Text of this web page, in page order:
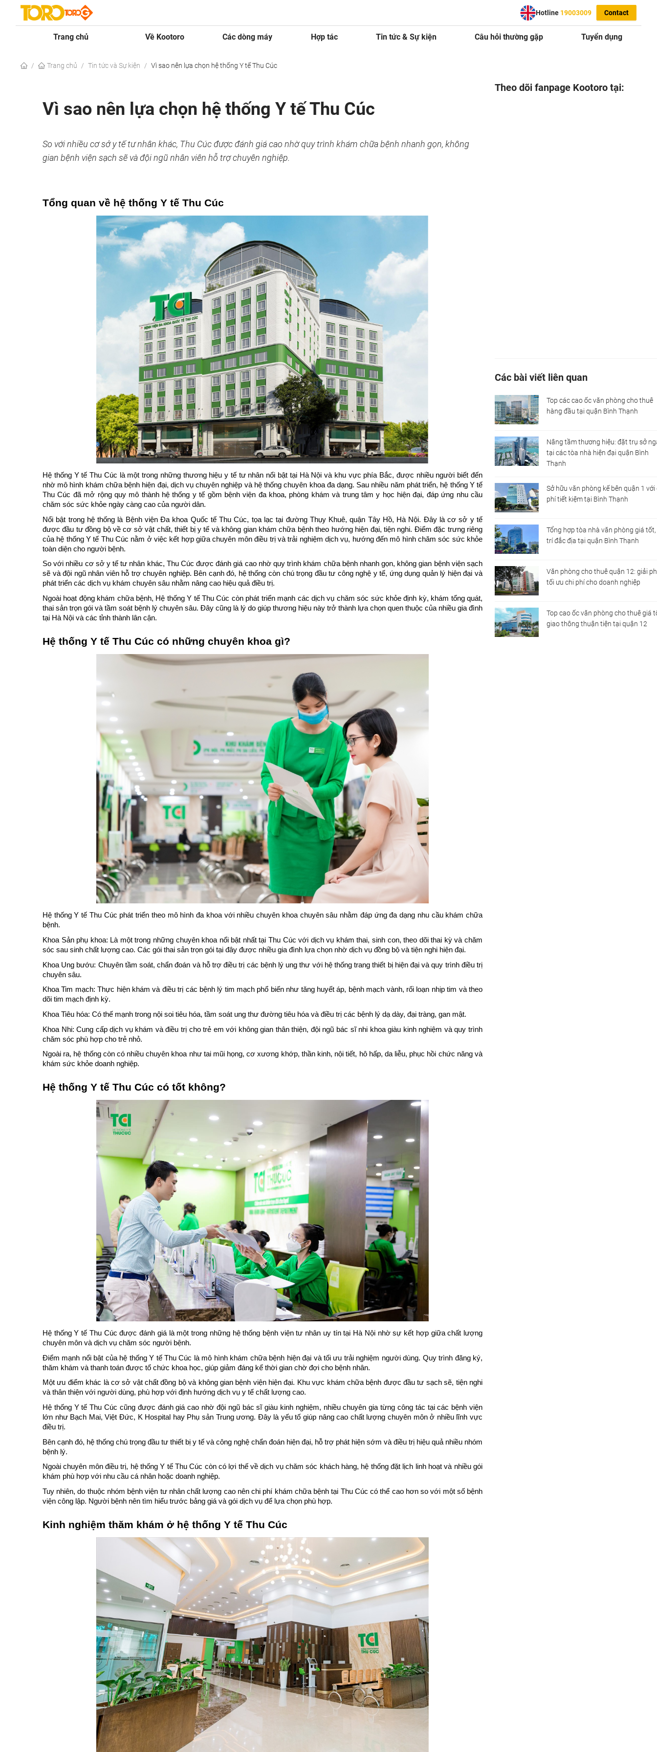
Hotline 19003009 Contact
Trang chủ Về Kootoro Các dòng máy Hợp tác Tin tức & Sự kiện Câu hỏi thường gặp Tuyển dụng
/ Trang chủ / Tin tức và Sự kiện / Vì sao nên lựa chọn hệ thống Y tế Thu Cúc
Vì sao nên lựa chọn hệ thống Y tế Thu Cúc
So với nhiều cơ sở y tế tư nhân khác, Thu Cúc được đánh giá cao nhờ quy trình khám chữa bệnh nhanh gọn, không
gian bệnh viện sạch sẽ và đội ngũ nhân viên hỗ trợ chuyên nghiệp.
Tổng quan về hệ thống Y tế Thu Cúc
Hệ thống Y tế Thu Cúc là một trong những thương hiệu y tế tư nhân nổi bật tại Hà Nội và khu vực phía Bắc, được nhiều người biết đến
nhờ mô hình khám chữa bệnh hiện đại, dịch vụ chuyên nghiệp và hệ thống chuyên khoa đa dạng. Sau nhiều năm phát triển, hệ thống Y tế
Thu Cúc đã mở rộng quy mô thành hệ thống y tế gồm bệnh viện đa khoa, phòng khám và trung tâm y học hiện đại, đáp ứng nhu cầu
chăm sóc sức khỏe ngày càng cao của người dân.
Nổi bật trong hệ thống là Bệnh viện Đa khoa Quốc tế Thu Cúc, tọa lạc tại đường Thụy Khuê, quận Tây Hồ, Hà Nội. Đây là cơ sở y tế
được đầu tư đồng bộ về cơ sở vật chất, thiết bị y tế và không gian khám chữa bệnh theo hướng hiện đại, tiện nghi. Điểm đặc trưng riêng
của hệ thống Y tế Thu Cúc nằm ở việc kết hợp giữa chuyên môn điều trị và trải nghiệm dịch vụ, hướng đến mô hình chăm sóc sức khỏe
toàn diện cho người bệnh.
So với nhiều cơ sở y tế tư nhân khác, Thu Cúc được đánh giá cao nhờ quy trình khám chữa bệnh nhanh gọn, không gian bệnh viện sạch
sẽ và đội ngũ nhân viên hỗ trợ chuyên nghiệp. Bên cạnh đó, hệ thống còn chú trọng đầu tư công nghệ y tế, ứng dụng quản lý hiện đại và
phát triển các dịch vụ khám chuyên sâu nhằm nâng cao hiệu quả điều trị.
Ngoài hoạt động khám chữa bệnh, Hệ thống Y tế Thu Cúc còn phát triển mạnh các dịch vụ chăm sóc sức khỏe định kỳ, khám tổng quát,
thai sản trọn gói và tầm soát bệnh lý chuyên sâu. Đây cũng là lý do giúp thương hiệu này trở thành lựa chọn quen thuộc của nhiều gia đình
tại Hà Nội và các tỉnh thành lân cận.
Hệ thống Y tế Thu Cúc có những chuyên khoa gì?
Hệ thống Y tế Thu Cúc phát triển theo mô hình đa khoa với nhiều chuyên khoa chuyên sâu nhằm đáp ứng đa dạng nhu cầu khám chữa
bệnh.
Khoa Sản phụ khoa: Là một trong những chuyên khoa nổi bật nhất tại Thu Cúc với dịch vụ khám thai, sinh con, theo dõi thai kỳ và chăm
sóc sau sinh chất lượng cao. Các gói thai sản trọn gói tại đây được nhiều gia đình lựa chọn nhờ dịch vụ đồng bộ và tiện nghi hiện đại.
Khoa Ung bướu: Chuyên tầm soát, chẩn đoán và hỗ trợ điều trị các bệnh lý ung thư với hệ thống trang thiết bị hiện đại và quy trình điều trị
chuyên sâu.
Khoa Tim mạch: Thực hiện khám và điều trị các bệnh lý tim mạch phổ biến như tăng huyết áp, bệnh mạch vành, rối loạn nhịp tim và theo
dõi tim mạch định kỳ.
Khoa Tiêu hóa: Có thế mạnh trong nội soi tiêu hóa, tầm soát ung thư đường tiêu hóa và điều trị các bệnh lý dạ dày, đại tràng, gan mật.
Khoa Nhi: Cung cấp dịch vụ khám và điều trị cho trẻ em với không gian thân thiện, đội ngũ bác sĩ nhi khoa giàu kinh nghiệm và quy trình
chăm sóc phù hợp cho trẻ nhỏ.
Ngoài ra, hệ thống còn có nhiều chuyên khoa như tai mũi họng, cơ xương khớp, thần kinh, nội tiết, hô hấp, da liễu, phục hồi chức năng và
khám sức khỏe doanh nghiệp.
Hệ thống Y tế Thu Cúc có tốt không?
Hệ thống Y tế Thu Cúc được đánh giá là một trong những hệ thống bệnh viện tư nhân uy tín tại Hà Nội nhờ sự kết hợp giữa chất lượng
chuyên môn và dịch vụ chăm sóc người bệnh.
Điểm mạnh nổi bật của hệ thống Y tế Thu Cúc là mô hình khám chữa bệnh hiện đại và tối ưu trải nghiệm người dùng. Quy trình đăng ký,
thăm khám và thanh toán được tổ chức khoa học, giúp giảm đáng kể thời gian chờ đợi cho bệnh nhân.
Một ưu điểm khác là cơ sở vật chất đồng bộ và không gian bệnh viện hiện đại. Khu vực khám chữa bệnh được đầu tư sạch sẽ, tiện nghi
và thân thiện với người dùng, phù hợp với định hướng dịch vụ y tế chất lượng cao.
Hệ thống Y tế Thu Cúc cũng được đánh giá cao nhờ đội ngũ bác sĩ giàu kinh nghiệm, nhiều chuyên gia từng công tác tại các bệnh viện
lớn như Bạch Mai, Việt Đức, K Hospital hay Phụ sản Trung ương. Đây là yếu tố giúp nâng cao chất lượng chuyên môn ở nhiều lĩnh vực
điều trị.
Bên cạnh đó, hệ thống chú trọng đầu tư thiết bị y tế và công nghệ chẩn đoán hiện đại, hỗ trợ phát hiện sớm và điều trị hiệu quả nhiều nhóm
bệnh lý.
Ngoài chuyên môn điều trị, hệ thống Y tế Thu Cúc còn có lợi thế về dịch vụ chăm sóc khách hàng, hệ thống đặt lịch linh hoạt và nhiều gói
khám phù hợp với nhu cầu cá nhân hoặc doanh nghiệp.
Tuy nhiên, do thuộc nhóm bệnh viện tư nhân chất lượng cao nên chi phí khám chữa bệnh tại Thu Cúc có thể cao hơn so với một số bệnh
viện công lập. Người bệnh nên tìm hiểu trước bảng giá và gói dịch vụ để lựa chọn phù hợp.
Kinh nghiệm thăm khám ở hệ thống Y tế Thu Cúc
Theo dõi fanpage Kootoro tại:
Các bài viết liên quan
Top các cao ốc văn phòng cho thuê
hàng đầu tại quận Bình Thạnh
Nâng tầm thương hiệu: đặt trụ sở
tại các tòa nhà hiện đại quận Bình
Thạnh
Sở hữu văn phòng kế bên quận 1 với
phí tiết kiệm tại Bình Thạnh
Tổng hợp tòa nhà văn phòng giá tốt,
trí đắc địa tại quận Bình Thạnh
Văn phòng cho thuê quận 12: giải
tối ưu chi phí cho doanh nghiệp
Top cao ốc văn phòng cho thuê giá
giao thông thuận tiện tại quận 12